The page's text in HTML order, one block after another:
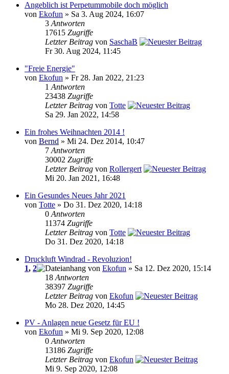
Angeblich ist Perpetummobile doch möglich
von Ekofun » Sa 3. Aug 2024, 16:07
3 Antworten
17615 Zugriffe
Letzter Beitrag von SaschaB
Fr 30. Aug 2024, 11:45
"Freie Energie"
von Ekofun » Fr 28. Jan 2022, 21:23
1 Antworten
23438 Zugriffe
Letzter Beitrag von Totte
Sa 29. Jan 2022, 14:58
Ein frohes Weihnachten 2014 !
von Bernd » Mi 24. Dez 2014, 10:47
7 Antworten
30002 Zugriffe
Letzter Beitrag von Rollergert
Mi 20. Jan 2021, 16:48
Ein Gesundes Neues Jahr 2021
von Totte » Do 31. Dez 2020, 14:18
0 Antworten
11374 Zugriffe
Letzter Beitrag von Totte
Do 31. Dez 2020, 14:18
Druckluft Windrad - Revoluzion!
1, 2 von Ekofun » Sa 12. Dez 2020, 15:14
18 Antworten
38397 Zugriffe
Letzter Beitrag von Ekofun
Mo 28. Dez 2020, 14:45
PV - Anlagen neue Gesetz für EU !
von Ekofun » Mi 9. Sep 2020, 12:08
0 Antworten
13186 Zugriffe
Letzter Beitrag von Ekofun
Mi 9. Sep 2020, 12:08